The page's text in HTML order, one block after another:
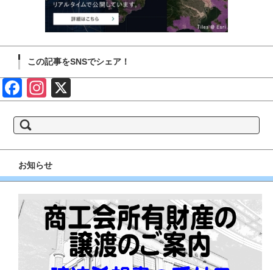
この記事をSNSでシェア！
Face Insta
索:
お知らせ